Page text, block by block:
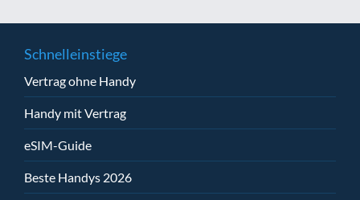
Schnelleinstiege
Vertrag ohne Handy
Handy mit Vertrag
eSIM-Guide
Beste Handys 2026